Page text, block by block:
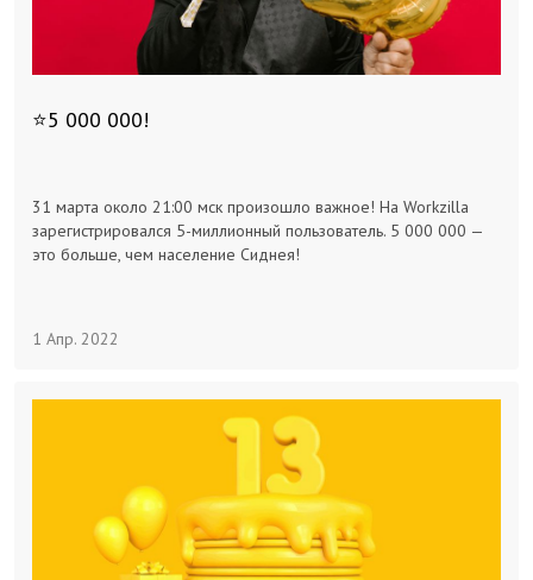
Новости сервиса
Исполнителям
Заказчикам
Полезное
Гости
⭐5 000 000!
31 марта около 21:00 мск произошло важное! На Workzilla
зарегистрировался 5-миллионный пользователь. 5 000 000 —
это больше, чем население Сиднея!
1 Апр. 2022